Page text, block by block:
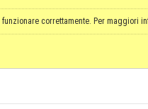
correttamente. Per maggiori